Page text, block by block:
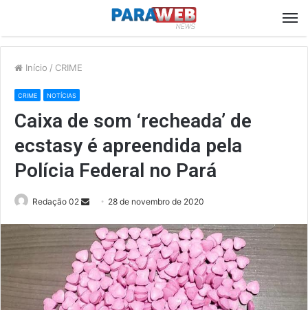
Início / CRIME
CRIME NOTÍCIAS
Caixa de som ‘recheada’ de
ecstasy é apreendida pela
Polícia Federal no Pará
Redação 02
Send
email
28 de novembro de 2020